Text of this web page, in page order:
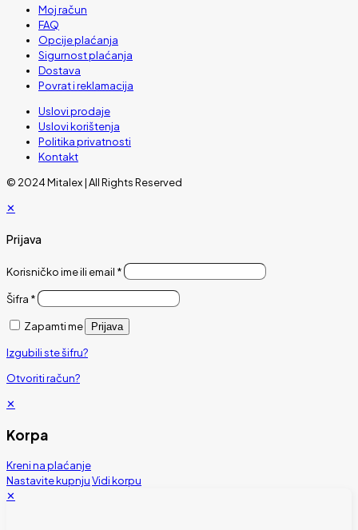
Moj račun
FAQ
Opcije plaćanja
Sigurnost plaćanja
Dostava
Povrat i reklamacija
Uslovi prodaje
Uslovi korištenja
Politika privatnosti
Kontakt
© 2024 Mitalex | All Rights Reserved
✕
Prijava
Korisničko ime ili email *
Šifra *
Zapamti me Prijava
Izgubili ste šifru?
Otvoriti račun?
✕
Korpa
Kreni na plaćanje
Nastavite kupnjuVidi korpu
✕